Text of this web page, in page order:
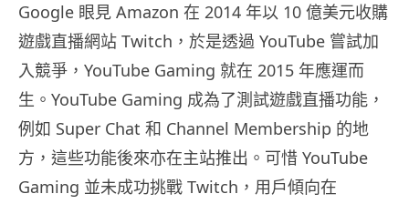
Google 眼見 Amazon 在 2014 年以 10 億美元收購
遊戲直播網站 Twitch，於是透過 YouTube 嘗試加
入競爭，YouTube Gaming 就在 2015 年應運而
生。YouTube Gaming 成為了測試遊戲直播功能，
例如 Super Chat 和 Channel Membership 的地
方，這些功能後來亦在主站推出。可惜 YouTube
Gaming 並未成功挑戰 Twitch，用戶傾向在